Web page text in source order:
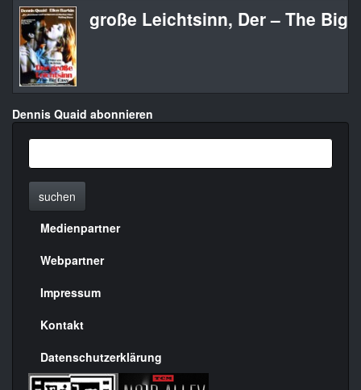
große Leichtsinn, Der – The Big
Dennis Quaid abonnieren
suchen
Menülinks
rechte
Seite
Medienpartner
Webpartner
Impressum
Kontakt
Datenschutzerklärung